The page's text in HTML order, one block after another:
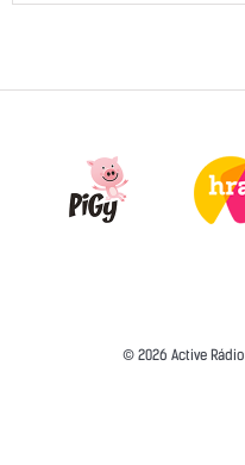
© 2026 Active Rádio